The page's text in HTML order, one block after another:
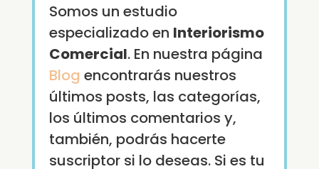
Somos un estudio
especializado en Interiorismo
Comercial. En nuestra página
Blog encontrarás nuestros
últimos posts, las categorías,
los últimos comentarios y,
también, podrás hacerte
suscriptor si lo deseas. Si es tu